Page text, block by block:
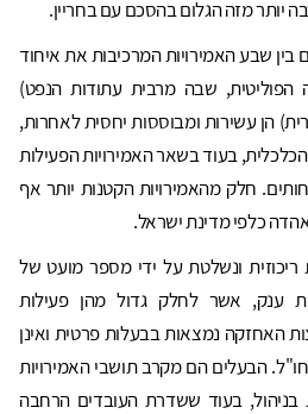
יותר מזה הגלום בהסכם עם בחריין.
בין שבע האמירויות המרכיבות את איחוד
הפוליטית, שבה מרבית עתודות הנפט)
הן עשירות ומבוססות יחסית לאחרות,
בעוד בשאר האמירויות הפעילות
חלק מהאמירויות הקטנות יותר אף
כלפי מדינת ישראל.
ריכוזית ונשלטת על ידי מספר מועט של
ענק, אשר לחלק גדול מהן פעילות
האחזקה נמצאות בבעלות פרטית ואינן
הבעלים הם מקרב תושבי האמירויות
בניהול, בעוד ששדרת העובדים הרחבה